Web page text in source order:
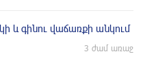
և գինու վաճառքի անկում
3 ժամ առաջ